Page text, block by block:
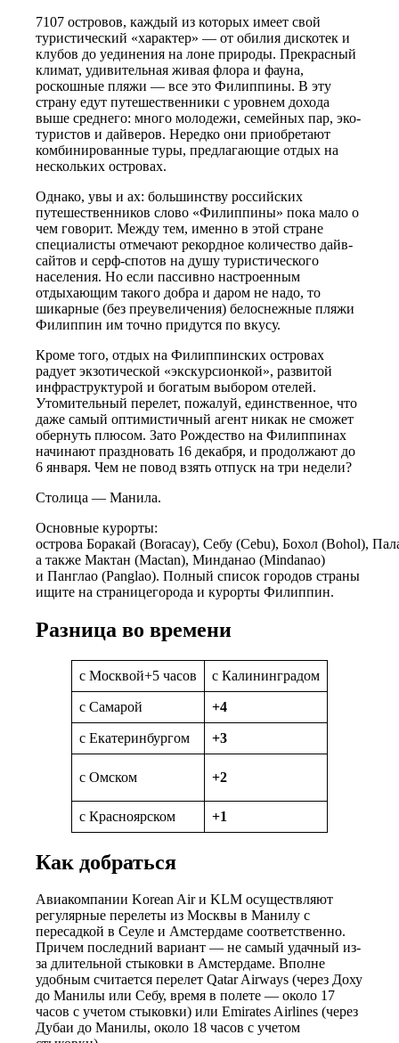
7107 островов, каждый из которых имеет свой
туристический «характер» — от обилия дискотек и
клубов до уединения на лоне природы. Прекрасный
климат, удивительная живая флора и фауна,
роскошные пляжи — все это Филиппины. В эту
страну едут путешественники с уровнем дохода
выше среднего: много молодежи, семейных пар, эко-
туристов и дайверов. Нередко они приобретают
комбинированные туры, предлагающие отдых на
нескольких островах.
Однако, увы и ах: большинству российских
путешественников слово «Филиппины» пока мало о
чем говорит. Между тем, именно в этой стране
специалисты отмечают рекордное количество дайв-
сайтов и серф-спотов на душу туристического
населения. Но если пассивно настроенным
отдыхающим такого добра и даром не надо, то
шикарные (без преувеличения) белоснежные пляжи
Филиппин им точно придутся по вкусу.
Кроме того, отдых на Филиппинских островах
радует экзотической «экскурсионкой», развитой
инфраструктурой и богатым выбором отелей.
Утомительный перелет, пожалуй, единственное, что
даже самый оптимистичный агент никак не сможет
обернуть плюсом. Зато Рождество на Филиппинах
начинают праздновать 16 декабря, и продолжают до
6 января. Чем не повод взять отпуск на три недели?
Столица — Манила.
Основные курорты:
острова Боракай (Boracay), Себу (Cebu), Бохол (Bohol),
а также Мактан (Mactan), Минданао (Mindanao)
и Панглао (Panglao). Полный список городов страны
ищите на страницегорода и курорты Филиппин.
Разница во времени
c Москвой+5 часов c Калининградом
c Самарой +4
c Екатеринбургом +3
c Омском +2
c Красноярском +1
Как добраться
Авиакомпании Korean Air и KLM осуществляют
регулярные перелеты из Москвы в Манилу с
пересадкой в Сеуле и Амстердаме соответственно.
Причем последний вариант — не самый удачный из-
за длительной стыковки в Амстердаме. Вполне
удобным считается перелет Qatar Airways (через Доху
до Манилы или Себу, время в полете — около 17
часов с учетом стыковки) или Emirates Airlines (через
Дубаи до Манилы, около 18 часов с учетом